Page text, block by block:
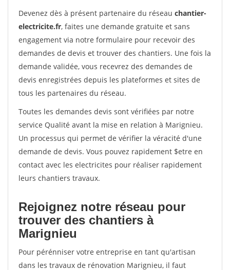
Devenez dès à présent partenaire du réseau chantier-
electricite.fr, faites une demande gratuite et sans
engagement via notre formulaire pour recevoir des
demandes de devis et trouver des chantiers. Une fois la
demande validée, vous recevrez des demandes de
devis enregistrées depuis les plateformes et sites de
tous les partenaires du réseau.
Toutes les demandes devis sont vérifiées par notre
service Qualité avant la mise en relation à Marignieu.
Un processus qui permet de vérifier la véracité d'une
demande de devis. Vous pouvez rapidement $etre en
contact avec les electricites pour réaliser rapidement
leurs chantiers travaux.
Rejoignez notre réseau pour
trouver des chantiers à
Marignieu
Pour pérénniser votre entreprise en tant qu'artisan
dans les travaux de rénovation Marignieu, il faut